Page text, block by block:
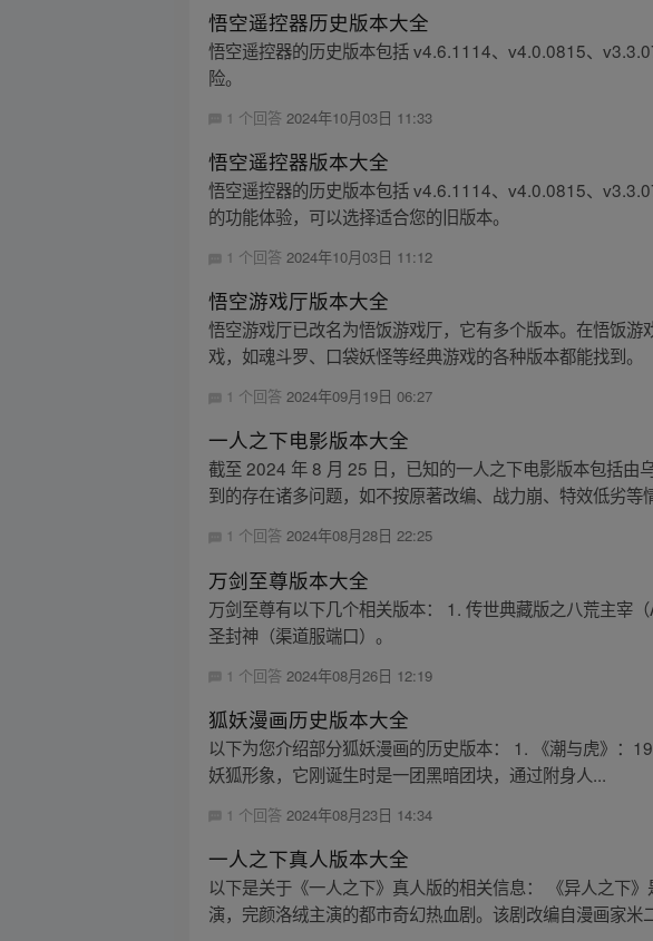
悟空遥控器历史版本大全
悟空遥控器的历史版本包括 v4.6.1114、v4.0.0815、
险。
1 个回答 2024年10月03日 11:33
悟空遥控器版本大全
悟空遥控器的历史版本包括 v4.6.1114、v4.0.0815、
的功能体验，可以选择适合您的旧版本。
1 个回答2024年10月03日 11:12
悟空游戏厅版本大全
悟空游戏厅已改名为悟饭游戏厅，它有多个版本。在悟饭
戏，如魂斗罗、口袋妖怪等经典游戏的各种版本都能找到。
1 个回答2024年09月19日 06:27
一人之下电影版本大全
截至 2024 年 8 月 25 日，已知的一人之下电影版本包括由
到的存在诸多问题，如不按原著改编、战力崩、特效低劣等
1 个回答2024年08月28日 22:25
万剑至尊版本大全
万剑至尊有以下几个相关版本： 1. 传世典藏版之八荒主宰
圣封神（渠道服端口）。
1 个回答 2024年08月26日 12:19
狐妖漫画历史版本大全
以下为您介绍部分狐妖漫画的历史版本： 1. 《潮与虎》：
妖狐形象，它刚诞生时是一团黑暗团块，通过附身人...
1 个回答 2024年08月23日 14:34
一人之下真人版本大全
以下是关于《一人之下》真人版的相关信息： 《异人之下
演，完颜洛绒主演的都市奇幻热血剧。该剧改编自漫画家米